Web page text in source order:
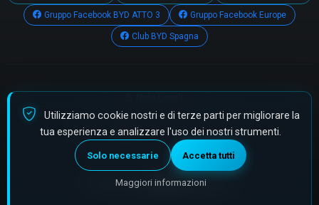
Gruppo Facebook BYD ATTO 3 Gruppo Facebook Europe
Club BYD Spagna
Fatto con
per la comunità BYD Atto 3
© 2026 Tutti i diritti riservati.
Powered by fijate.com
Utilizziamo cookie nostri e di terze parti per migliorare la
tua esperienza e analizzare l'uso dei nostri strumenti.
Solo necessarie Accetta tutti
Maggiori informazioni